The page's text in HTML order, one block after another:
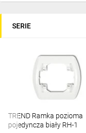
SERIE
TREND Ramka pozioma
pojedyncza biały RH-1